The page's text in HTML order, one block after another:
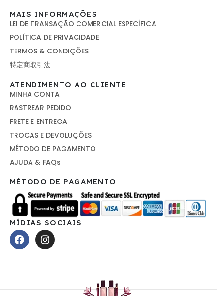
MAIS INFORMAÇÕES
LEI DE TRANSAÇÃO COMERCIAL ESPECÍFICA
POLÍTICA DE PRIVACIDADE
TERMOS & CONDIÇÕES
特定商取引法
ATENDIMENTO AO CLIENTE
MINHA CONTA
RASTREAR PEDIDO
FRETE E ENTREGA
TROCAS E DEVOLUÇÕES
MÉTODO DE PAGAMENTO
AJUDA & FAQs
MÉTODO DE PAGAMENTO
MÍDIAS SOCIAIS